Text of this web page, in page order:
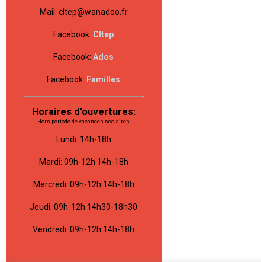
Mail: cltep@wanadoo.fr
Facebook: Cltep
Facebook:Ados
Facebook: Familles
Horaires d'ouvertures:
Hors periode de vacances scolaires
Lundi: 14h-18h
Mardi: 09h-12h 14h-18h
Mercredi: 09h-12h 14h-18h
Jeudi: 09h-12h 14h30-18h30
Vendredi: 09h-12h 14h-18h